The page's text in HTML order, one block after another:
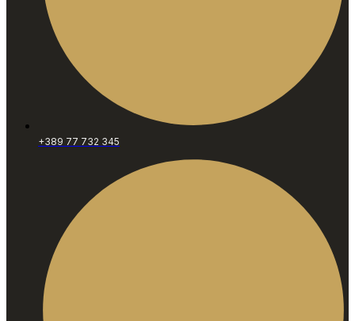
+389 77 732 345